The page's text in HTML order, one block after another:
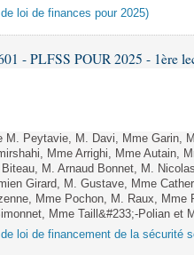
loi de finances pour 2025)
- PLFSS POUR 2025 - 1ère
M. Peytavie, M. Davi, Mme Garin,
Mme Arrighi, Mme Autain,
M. Arnaud Bonnet, M.
Girard, M. Gustave, Mme
Mme Pochon, M. Raux,
Mme Taill&#233;-Polian et
loi de financement de la sécurité